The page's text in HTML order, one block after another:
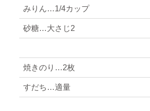
みりん…1/4カップ
砂糖…大さじ2
焼きのり…2枚
すだち…適量